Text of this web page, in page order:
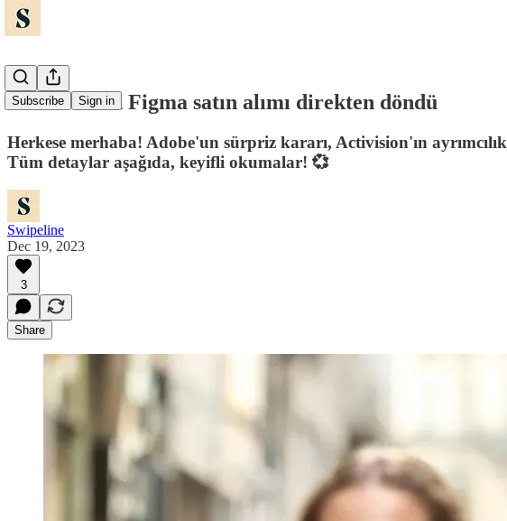
Subscribe Sign in
🥅 Adobe'un Figma satın alımı direkten döndü
Herkese merhaba! Adobe'un sürpriz kararı, Activision'ın
Tüm detaylar aşağıda, keyifli okumalar! 💞
Swipeline
Dec 19, 2023
3
Share